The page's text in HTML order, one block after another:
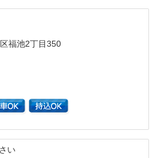
福池2丁目350
い